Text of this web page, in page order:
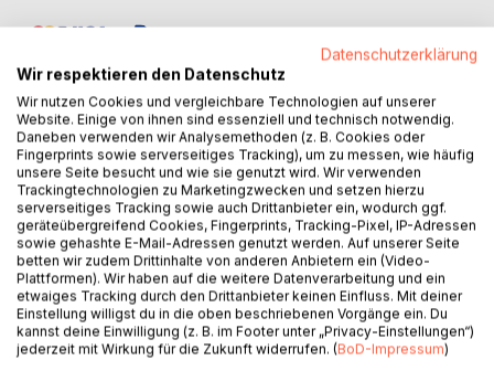
BESCHREIBUNG
In dem zweiten Band "Fluch der Vergangenheit" aus der
Trilogie "Wenn Träume wahr werden" starten Miranda und
ihre Freunde mit dem Mut der Verzweiflung einen Versuch,
den mysteriösen Mord an Sabines Bruder Frank
aufzuklären. Immer wieder stellt sich ihnen der finstere
Kaspar in den Weg, um einen möglichen Erfolg ihrer
Recherchen zu verhindern. Ebenso sieht er es nach wie vor
Datenschutzerklärung
Wir respektieren den Datenschutz
Wir nutzen Cookies und vergleichbare Technologien auf unserer
Website. Einige von ihnen sind essenziell und technisch notwendig.
Daneben verwenden wir Analysemethoden (z. B. Cookies oder
Fingerprints sowie serverseitiges Tracking), um zu messen, wie häufig
unsere Seite besucht und wie sie genutzt wird. Wir verwenden
Trackingtechnologien zu Marketingzwecken und setzen hierzu
serverseitiges Tracking sowie auch Drittanbieter ein, wodurch ggf.
geräteübergreifend Cookies, Fingerprints, Tracking-Pixel, IP-Adressen
sowie gehashte E-Mail-Adressen genutzt werden. Auf unserer Seite
betten wir zudem Drittinhalte von anderen Anbietern ein (Video-
Plattformen). Wir haben auf die weitere Datenverarbeitung und ein
etwaiges Tracking durch den Drittanbieter keinen Einfluss. Mit deiner
Einstellung willigst du in die oben beschriebenen Vorgänge ein. Du
kannst deine Einwilligung (z. B. im Footer unter „Privacy-Einstellungen“)
jederzeit mit Wirkung für die Zukunft widerrufen. (BoD-Impressum)